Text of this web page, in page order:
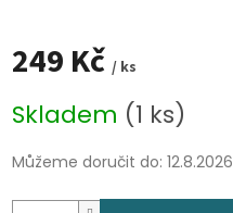
249 Kč / ks
cena:
Skladem (1 ks)
Můžeme doručit do: 12.8.2026